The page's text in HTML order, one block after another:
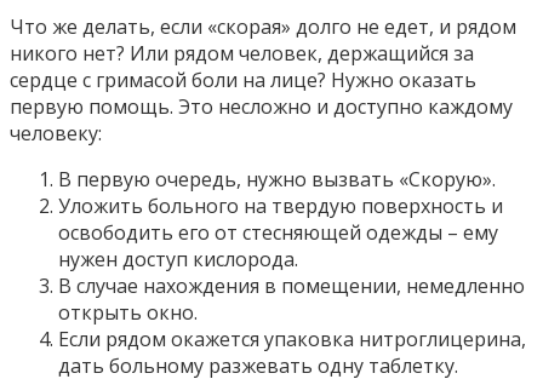
Что же делать, если «скорая» долго не едет, и рядом
никого нет? Или рядом человек, держащийся за
сердце с гримасой боли на лице? Нужно оказать
первую помощь. Это несложно и доступно каждому
человеку:
В первую очередь, нужно вызвать «Скорую».
Уложить больного на твердую поверхность и
освободить его от стесняющей одежды – ему
нужен доступ кислорода.
В случае нахождения в помещении, немедленно
открыть окно.
Если рядом окажется упаковка нитроглицерина,
дать больному разжевать одну таблетку.